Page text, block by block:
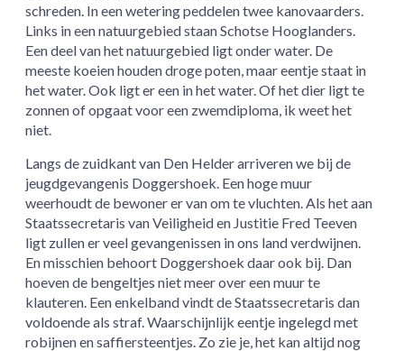
schreden. In een wetering peddelen twee kanovaarders.
Links in een natuurgebied staan Schotse Hooglanders.
Een deel van het natuurgebied ligt onder water. De
meeste koeien houden droge poten, maar eentje staat in
het water. Ook ligt er een in het water. Of het dier ligt te
zonnen of opgaat voor een zwemdiploma, ik weet het
niet.
Langs de zuidkant van Den Helder arriveren we bij de
jeugdgevangenis Doggershoek. Een hoge muur
weerhoudt de bewoner er van om te vluchten. Als het aan
Staatssecretaris van Veiligheid en Justitie Fred Teeven
ligt zullen er veel gevangenissen in ons land verdwijnen.
En misschien behoort Doggershoek daar ook bij. Dan
hoeven de bengeltjes niet meer over een muur te
klauteren. Een enkelband vindt de Staatssecretaris dan
voldoende als straf. Waarschijnlijk eentje ingelegd met
robijnen en saffiersteentjes. Zo zie je, het kan altijd nog